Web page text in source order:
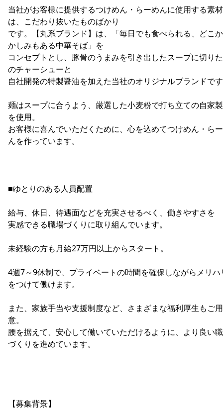
当社がお客様に提供するつけめん・らーめんに使用する素材
は、こだわり抜いたものばかり
です。【丸系ブランド】は、「毎日でも食べられる、どこ
かしみもある中華そば」を
コンセプトとし、豚骨のうまみを引き出したスープに切り
のチャーシューと
自社開発の特製醤油を加えた当社のオリジナルブランドで
麺はスープに合うよう、厳選した小麦粉で打ち立ての自家
を使用。
お客様に喜んでいただくために、心を込めてつけめん・ら
んを作っています。
■ゆとりのある人員配置
給与、休日、待遇面などを充実させるべく、働きやすさを
実感できる職場づくりに取り組んでいます。
未経験の方も月給27万円以上からスタート。
4週7～9休制で、プライベートの時間を確保しながらメリハ
をつけて働けます。
また、家族手当や支援制度など、さまざまな福利厚生もご用
意。
腰を据えて、安心して働いていただけるように、より良い
づくりを進めています。
【募集背景】